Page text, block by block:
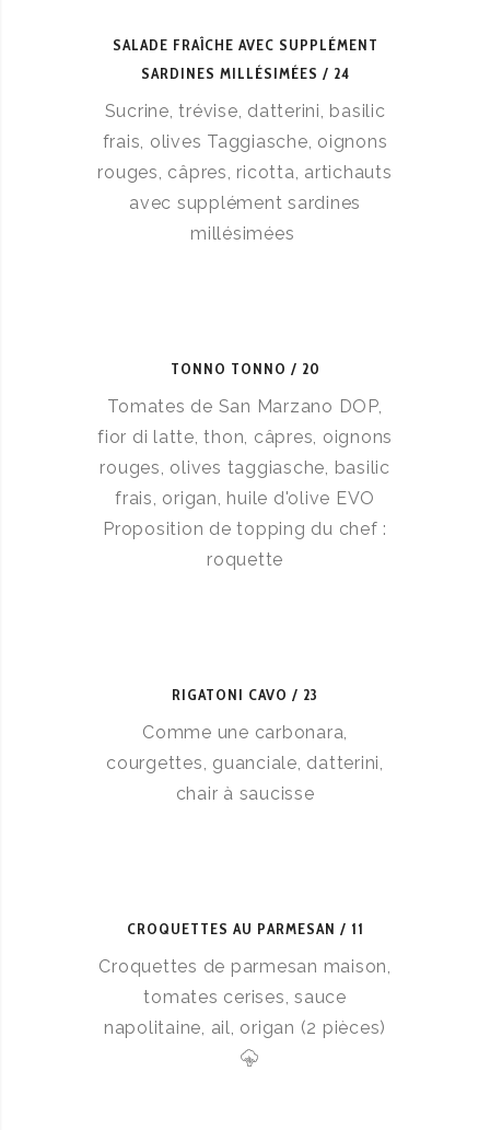
SALADE FRAÎCHE AVEC SUPPLÉMENT
SARDINES MILLÉSIMÉES
24
Sucrine, trévise, datterini, basilic
frais, olives Taggiasche, oignons
rouges, câpres, ricotta, artichauts
avec supplément sardines
millésimées
TONNO TONNO 20
Tomates de San Marzano DOP,
fior di latte, thon, câpres, oignons
rouges, olives taggiasche, basilic
frais, origan, huile d'olive EVO
Proposition de topping du chef :
roquette
RIGATONI CAVO 23
Comme une carbonara,
courgettes, guanciale, datterini,
chair à saucisse
CROQUETTES AU PARMESAN 11
Croquettes de parmesan maison,
tomates cerises, sauce
napolitaine, ail, origan (2 pièces)